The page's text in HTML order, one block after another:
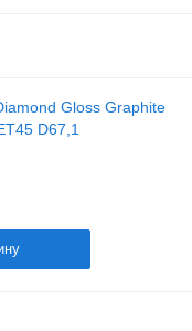
Gloss Graphite
D67,1